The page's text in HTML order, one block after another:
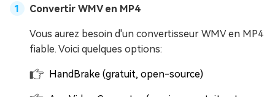
Convertir WMV en MP4
Vous aurez besoin d'un convertisseur WMV en MP4
fiable. Voici quelques options:
HandBrake (gratuit, open-source)